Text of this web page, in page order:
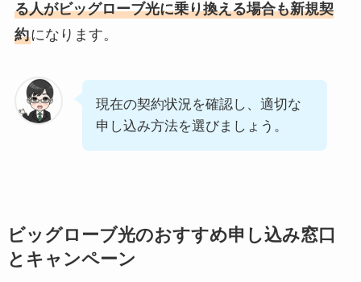
る人がビッグローブ光に乗り換える場合も新規契
約になります。
現在の契約状況を確認し、適切な
申し込み方法を選びましょう。
ビッグローブ光のおすすめ申し込み窓口
とキャンペーン